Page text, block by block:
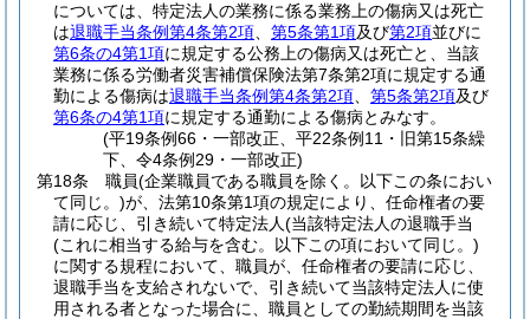
については、特定法人の業務に係る業務上の傷病又は死亡
は退職手当条例第4条第2項 第5条第1項及び第2項並びに
第6条の4第1項に規定する公務上の傷病又は死亡と、当該
業務に係る労働者災害補償保険法第7条第2項に規定する通
勤による傷病は退職手当条例第4条第2項 第5条第2項及び
第6条の4第1項に規定する通勤による傷病とみなす。
(平19条例66・一部改正、平22条例11・旧第15条繰
下、令4条例29・一部改正)
第18条
職員(企業職員である職員を除く。以下この条におい
て同じ。)が、法第10条第1項の規定により、任命権者の要
請に応じ、引き続いて特定法人(当該特定法人の退職手当
(これに相当する給与を含む。以下この項において同じ。)
に関する規程において、職員が、任命権者の要請に応じ、
退職手当を支給されないで、引き続いて当該特定法人に使
用される者となった場合に、職員としての勤続期間を当該